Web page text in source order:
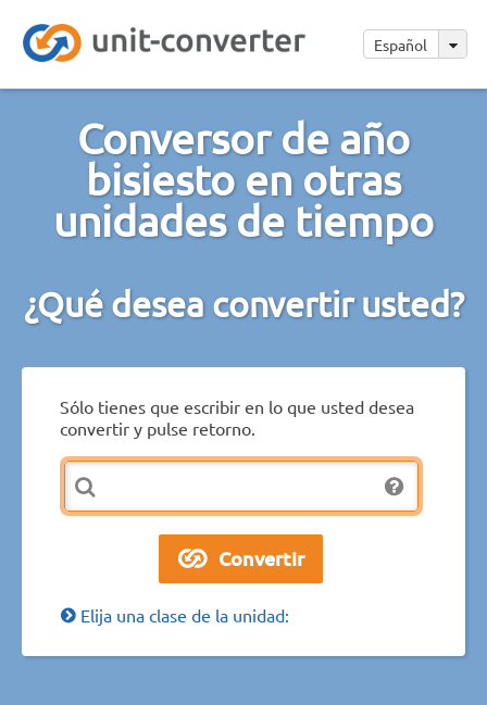
Español
Conversor de año
bisiesto en otras
unidades de tiempo
¿Qué desea convertir usted?
Sólo tienes que escribir en lo que usted desea
convertir y pulse retorno.
Elija una clase de la unidad: